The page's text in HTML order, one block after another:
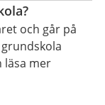
och går på
läsa mer